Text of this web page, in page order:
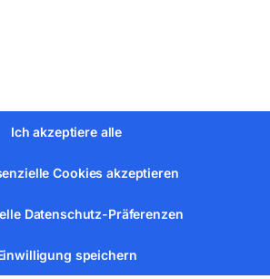
Ich akzeptiere alle
Cookies akzeptieren
Datenschutz-Präferenzen
speichern